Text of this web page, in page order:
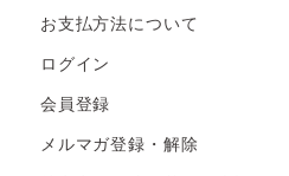
お支払方法について
ログイン
会員登録
メルマガ登録・解除